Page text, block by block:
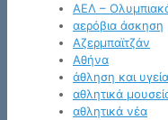
ΑΕΛ –
αερόβια άσκηση
Αζερμπαϊτζάν
Αθήνα
άθληση και υγεία
αθλητικά
αθλητικά νέα